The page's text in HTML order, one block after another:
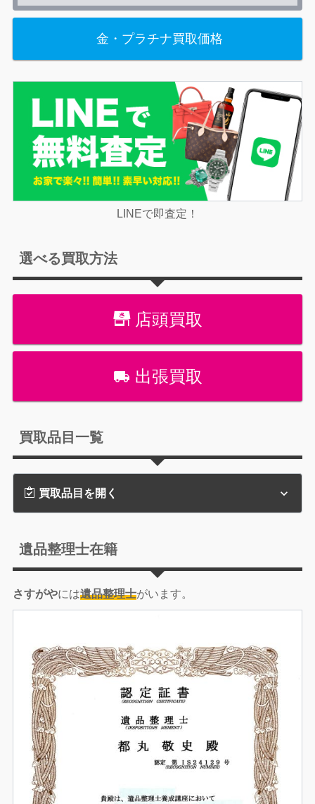
金・プラチナ買取価格
LINEで即査定！
選べる買取方法
店頭買取
出張買取
買取品目一覧
買取品目を開く
遺品整理士在籍
さすがやには遺品整理士がいます。